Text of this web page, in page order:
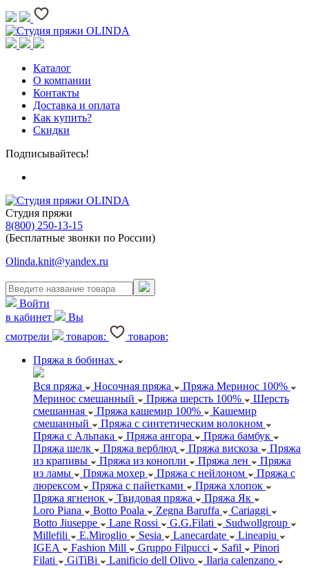
Каталог
О компании
Контакты
Доставка и оплата
Как купить?
Скидки
Подписывайтесь!
Студия пряжи
8(800) 250-13-15
(Бесплатные звонки по России)
Olinda.knit@yandex.ru
Войти
в кабинет
Вы
смотрели
товаров:
товаров:
Пряжа в бобинах
Вся пряжа Носочная пряжа
Пряжа Меринос 100%
Меринос смешанный
Пряжа шерсть 100%
Шерсть
смешанная
Пряжа кашемир 100%
Кашемир
смешанный
Пряжа с синтетическим волокном
Пряжа с Альпака
Пряжа ангора
Пряжа бамбук
Пряжа шелк
Пряжа верблюд Пряжа вискоза
Пряжа
из крапивы
Пряжа из конопли Пряжа лен
Пряжа
из ламы
Пряжа мохер Пряжа с нейлоном
Пряжа с
люрексом
Пряжа с пайетками
Пряжа хлопок
Пряжа ягненок
Твидовая пряжа
Пряжа Як
Loro Piana
Botto Poala Zegna Baruffa
Cariaggi
Botto Jiuseppe
Lane Rossi G.G.Filati
Sudwollgroup
Millefili
E.Miroglio Sesia Lanecardate
Lineapiu
IGEA
Fashion Mill Gruppo Filpucci Safil
Pinori
Filati
GiTiBi Lanificio dell Olivo
Ilaria calenzano